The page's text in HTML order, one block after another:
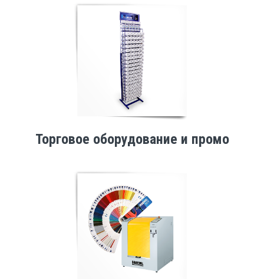
Торговое оборудование и промо